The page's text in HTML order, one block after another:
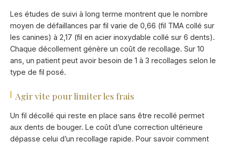
Les études de suivi à long terme montrent que le nombre
moyen de défaillances par fil varie de 0,66 (fil TMA collé sur
les canines) à 2,17 (fil en acier inoxydable collé sur 6 dents).
Chaque décollement génère un coût de recollage. Sur 10
ans, un patient peut avoir besoin de 1 à 3 recollages selon le
type de fil posé.
Agir vite pour limiter les frais
Un fil décollé qui reste en place sans être recollé permet
aux dents de bouger. Le coût d’une correction ultérieure
dépasse celui d’un recollage rapide. Pour savoir comment